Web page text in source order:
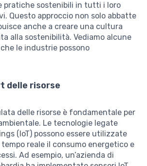
pratiche sostenibili in tutti i loro
Questo approccio non solo abbatte
anche a creare una cultura
alla sostenibilità. Vediamo alcune
le industrie possono
delle risorse
delle risorse è fondamentale per
Le tecnologie legate
(IoT) possono essere utilizzate
reale il consumo energetico e
Ad esempio, un’azienda di